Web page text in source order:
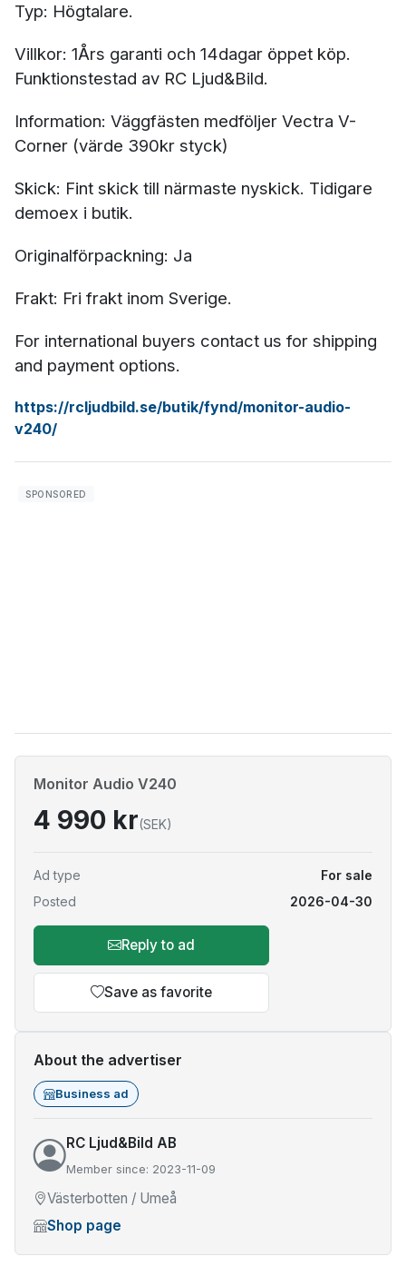
Typ: Högtalare.
Villkor: 1Års garanti och 14dagar öppet köp.
Funktionstestad av RC Ljud&Bild.
Information: Väggfästen medföljer Vectra V-
Corner (värde 390kr styck)
Skick: Fint skick till närmaste nyskick. Tidigare
demoex i butik.
Originalförpackning: Ja
Frakt: Fri frakt inom Sverige.
For international buyers contact us for shipping
and payment options.
https://rcljudbild.se/butik/fynd/monitor-audio-
v240/
Monitor Audio V240
4 990 kr(SEK)
Ad type
For sale
Posted
2026-04-30
Reply to ad
Save as favorite
About the advertiser
Business ad
RC Ljud&Bild AB
Member since: 2023-11-09
Västerbotten / Umeå
Shop page